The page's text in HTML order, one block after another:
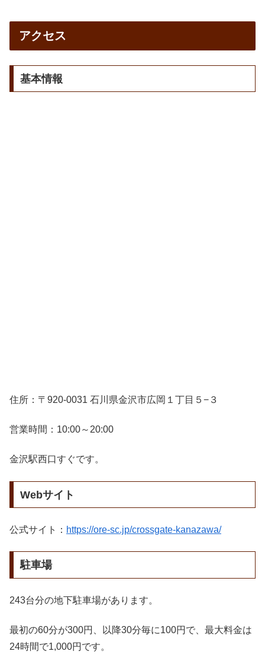
アクセス
基本情報
住所：〒920-0031 石川県金沢市広岡１丁目５−３
営業時間：10:00～20:00
金沢駅西口すぐです。
Webサイト
公式サイト： https://ore-sc.jp/crossgate-kanazawa/
駐車場
243台分の地下駐車場があります。
最初の60分が300円、以降30分毎に100円で、最大料金は
24時間で1,000円です。